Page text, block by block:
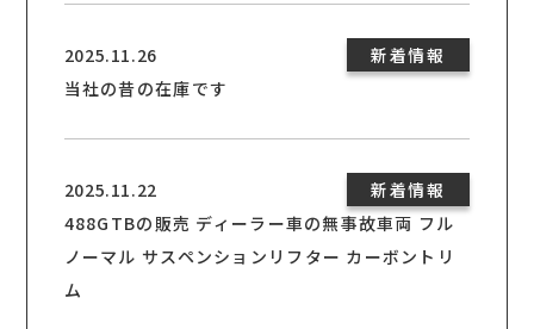
2025.11.26
新着情報
当社の昔の在庫です
2025.11.22
新着情報
488GTBの販売 ディーラー車の無事故車両 フル
ノーマル サスペンションリフター カーボントリ
ム